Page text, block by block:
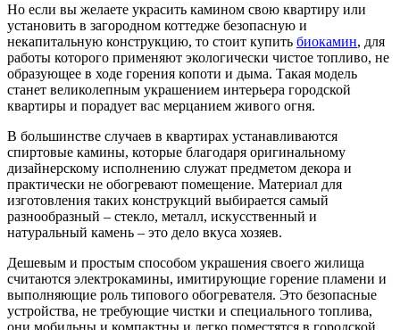
Но если вы желаете украсить камином свою квартиру или
установить в загородном коттедже безопасную и
некапитальную конструкцию, то стоит купить биокамин, для
работы которого применяют экологически чистое топливо, не
образующее в ходе горения копоти и дыма. Такая модель
станет великолепным украшением интерьера городской
квартиры и порадует вас мерцанием живого огня.
В большинстве случаев в квартирах устанавливаются
спиртовые камины, которые благодаря оригинальному
дизайнерскому исполнению служат предметом декора и
практически не обогревают помещение. Материал для
изготовления таких конструкций выбирается самый
разнообразный – стекло, металл, искусственный и
натуральный камень – это дело вкуса хозяев.
Дешевым и простым способом украшения своего жилища
считаются электрокамины, имитирующие горение пламени и
выполняющие роль типового обогревателя. Это безопасные
устройства, не требующие чистки и специального топлива,
они мобильны и компактны и легко поместятся в городской